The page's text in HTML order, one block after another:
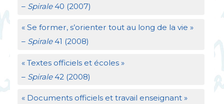
– Spirale40 (2007)
« Se former, s’orienter tout au long de la vie »
– Spirale41 (2008)
« Textes officiels et écoles »
– Spirale42 (2008)
« Documents officiels et travail enseignant »